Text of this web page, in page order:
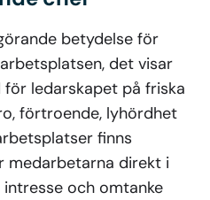
betydelse för
det visar
ledarskapet på friska
förtroende, lyhördhet
finns
medarbetarna direkt i
och omtanke